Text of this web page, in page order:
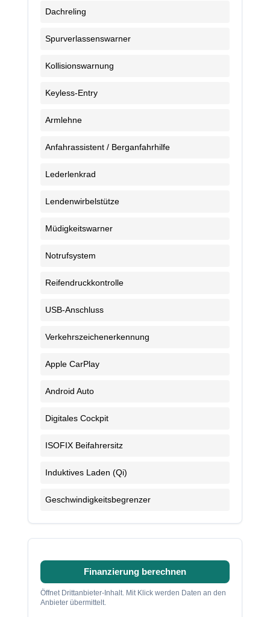
Dachreling
Spurverlassenswarner
Kollisionswarnung
Keyless-Entry
Armlehne
Anfahrassistent / Berganfahrhilfe
Lederlenkrad
Lendenwirbelstütze
Müdigkeitswarner
Notrufsystem
Reifendruckkontrolle
USB-Anschluss
Verkehrszeichenerkennung
Apple CarPlay
Android Auto
Digitales Cockpit
ISOFIX Beifahrersitz
Induktives Laden (Qi)
Geschwindigkeitsbegrenzer
Finanzierung berechnen
Öffnet Drittanbieter-Inhalt. Mit Klick werden Daten an den
Anbieter übermittelt.